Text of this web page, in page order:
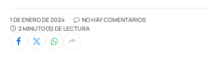
1 DE ENERO DE 2024
NO HAY COMENTARIOS
2 MINUTO(S) DE LECTURA